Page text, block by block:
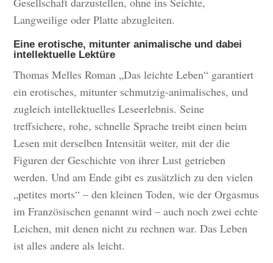
Langweilige oder Platte abzugleiten.
Eine erotische, mitunter animalische und dabei
intellektuelle Lektüre
Thomas Melles Roman „Das leichte Leben“ garantiert
ein erotisches, mitunter schmutzig-animalisches, und
zugleich intellektuelles Leseerlebnis. Seine
treffsichere, rohe, schnelle Sprache treibt einen beim
Lesen mit derselben Intensität weiter, mit der die
Figuren der Geschichte von ihrer Lust getrieben
werden. Und am Ende gibt es zusätzlich zu den vielen
„petites morts“ – den kleinen Toden, wie der Orgasmus
im Französischen genannt wird – auch noch zwei echte
Leichen, mit denen nicht zu rechnen war. Das Leben
ist alles andere als leicht.